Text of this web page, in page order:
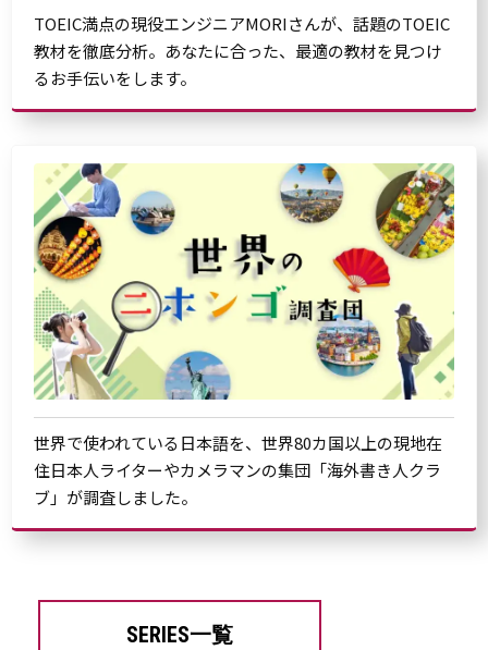
TOEIC満点の現役エンジニアMORIさんが、話題のTOEIC
教材を徹底分析。あなたに合った、最適の教材を見つけ
るお手伝いをします。
世界で使われている日本語を、世界80カ国以上の現地在
住日本人ライターやカメラマンの集団「海外書き人クラ
ブ」が調査しました。
SERIES一覧